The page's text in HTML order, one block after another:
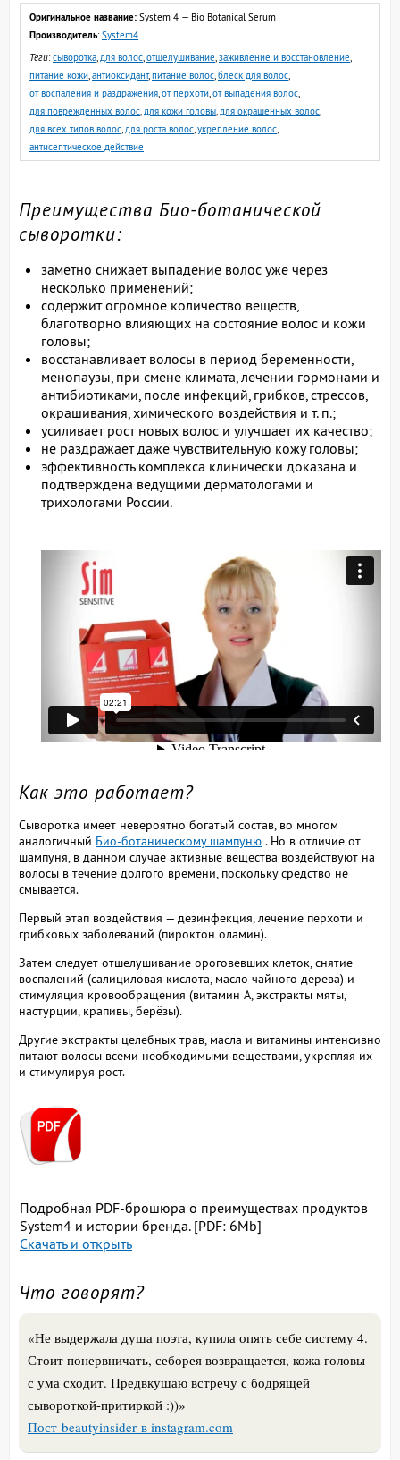
Оригинальное название: System 4 — Bio Botanical Serum
Производитель:System4
Теги:сыворотка,для волос,отшелушивание,заживление и восстановление,
питание кожи,антиоксидант,питание волос,блеск для волос,
от воспаления и раздражения,от перхоти,от выпадения волос,
для поврежденных волос,для кожи головы,для окрашенных волос,
для всех типов волос,для роста волос,укрепление волос,
антисептическое действие
Преимущества Био-ботанической
сыворотки:
заметно снижает выпадение волос уже через
несколько применений;
содержит огромное количество веществ,
благотворно влияющих на состояние волос и кожи
головы;
восстанавливает волосы в период беременности,
менопаузы, при смене климата, лечении гормонами и
антибиотиками, после инфекций, грибков, стрессов,
окрашивания, химического воздействия и т. п.;
усиливает рост новых волос и улучшает их качество;
не раздражает даже чувствительную кожу головы;
эффективность комплекса клинически доказана и
подтверждена ведущими дерматологами и
трихологами России.
Как это работает?
Сыворотка имеет невероятно богатый состав, во многом
аналогичный Био-ботаническому шампуню . Но в отличие от
шампуня, в данном случае активные вещества воздействуют на
волосы в течение долгого времени, поскольку средство не
смывается.
Первый этап воздействия — дезинфекция, лечение перхоти и
грибковых заболеваний (пироктон оламин).
Затем следует отшелушивание ороговевших клеток, снятие
воспалений (салициловая кислота, масло чайного дерева) и
стимуляция кровообращения (витамин А, экстракты мяты,
настурции, крапивы, берёзы).
Другие экстракты целебных трав, масла и витамины интенсивно
питают волосы всеми необходимыми веществами, укрепляя их
и стимулируя рост.
Подробная PDF-брошюра о преимуществах продуктов
System4 и истории бренда. [PDF: 6Mb]
Скачать и открыть
Что говорят?
«Не выдержала душа поэта, купила опять себе систему 4.
Стоит понервничать, себорея возвращается, кожа головы
с ума сходит. Предвкушаю встречу с бодрящей
сывороткой-притиркой :))»
Пост beautyinsider в instagram.com